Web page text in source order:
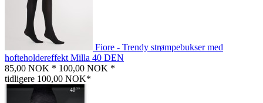
Fiore - Trendy strømpebukser med
hofteholdereffekt Milla 40 DEN
85,00 NOK * 100,00 NOK *
tidligere 100,00 NOK*